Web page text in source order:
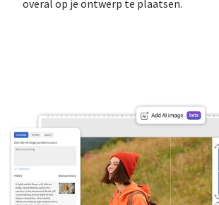
overal op je ontwerp te plaatsen.